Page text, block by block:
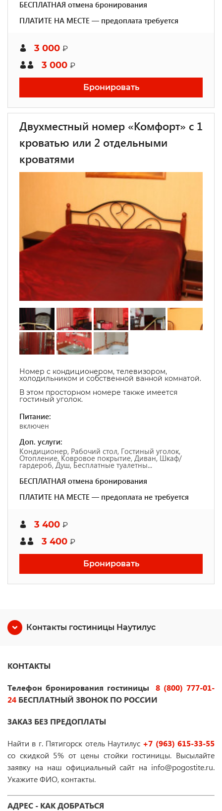
БЕСПЛАТНАЯ отмена бронирования
ПЛАТИТЕ НА МЕСТЕ — предоплата требуется
3 000 ₽
3 000 ₽
Бронировать
Двухместный номер «Комфорт» с 1
кроватью или 2 отдельными
кроватями
Номер с кондиционером, телевизором,
холодильником и собственной ванной комнатой.
В этом просторном номере также имеется
гостиный уголок.
Питание:
включен
Доп. услуги:
Кондиционер, Рабочий стол, Гостиный уголок,
Отопление, Ковровое покрытие, Диван, Шкаф/
гардероб, Душ, Бесплатные туалетны...
БЕСПЛАТНАЯ отмена бронирования
ПЛАТИТЕ НА МЕСТЕ — предоплата не требуется
3 400 ₽
3 400 ₽
Бронировать
Контакты гостиницы Наутилус
КОНТАКТЫ
Телефон бронирования гостиницы8 (800) 777-01-
24 БЕСПЛАТНЫЙ ЗВОНОК ПО РОССИИ
ЗАКАЗ БЕЗ ПРЕДОПЛАТЫ
Найти в г. Пятигорск отель Наутилус +7 (963) 615-33-55
со скидкой 5% от цены стойки гостиницы. Высылайте
заявку на наш официальный сайт на info@pogostite.ru.
Укажите ФИО, контакты.
АДРЕС - КАК ДОБРАТЬСЯ